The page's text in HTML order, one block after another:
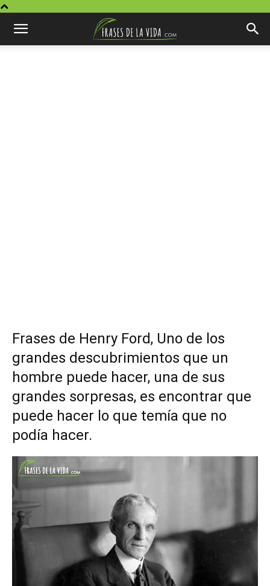
Frases de Henry Ford, Uno de los
grandes descubrimientos que un
hombre puede hacer, una de sus
grandes sorpresas, es encontrar que
puede hacer lo que temía que no
podía hacer.